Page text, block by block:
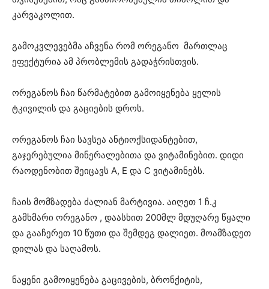
კარვაკოლით.
გამოკვლევებმა აჩვენა რომ ორეგანო მართლაც
ეფექტურია ამ პრობლემის გადაჭრისთვის.
ორეგანოს ჩაი წარმატებით გამოიყენება ყელის
ტკივილის და გაციების დროს.
ორეგანოს ჩაი სავსეა ანტიოქსიდანტებით,
გაჯერებულია მინერალებითა და ვიტამინებით. დიდი
რაოდენობით შეიცავს A, E და C ვიტამინებს.
ჩაის მომზადება ძალიან მარტივია. აიღეთ 1 ჩ.კ
გამხმარი ორეგანო , დაასხით 200მლ მდუღარე წყალი
და გააჩერეთ 10 წუთი და შემდეგ დალიეთ. მოამზადეთ
დილას და საღამოს.
ნაყენი გამოიყენება გაცივების, ბრონქიტის,